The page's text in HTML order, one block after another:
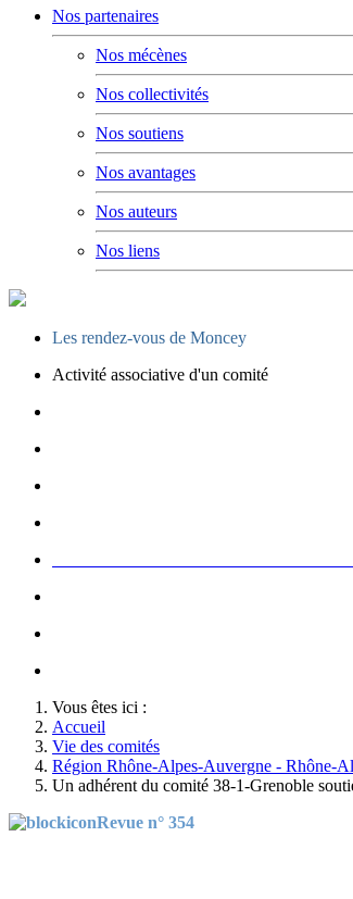
Nos partenaires
Nos mécènes
Nos collectivités
Nos soutiens
Nos avantages
Nos auteurs
Nos liens
Les rendez-vous de Moncey
Activité associative d'un comité
Vous êtes ici :
Accueil
Vie des comités
Région Rhône-Alpes-Auvergne - Rhône-
Un adhérent du comité 38-1-Grenoble
Revue n° 354